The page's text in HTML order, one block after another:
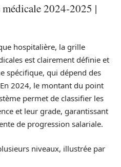
2024-2025 |
hospitalière, la grille
est clairement définie et
spécifique, qui dépend des
2024, le montant du point
permet de classifier les
et leur grade, garantissant
de progression salariale.
niveaux, illustrée par